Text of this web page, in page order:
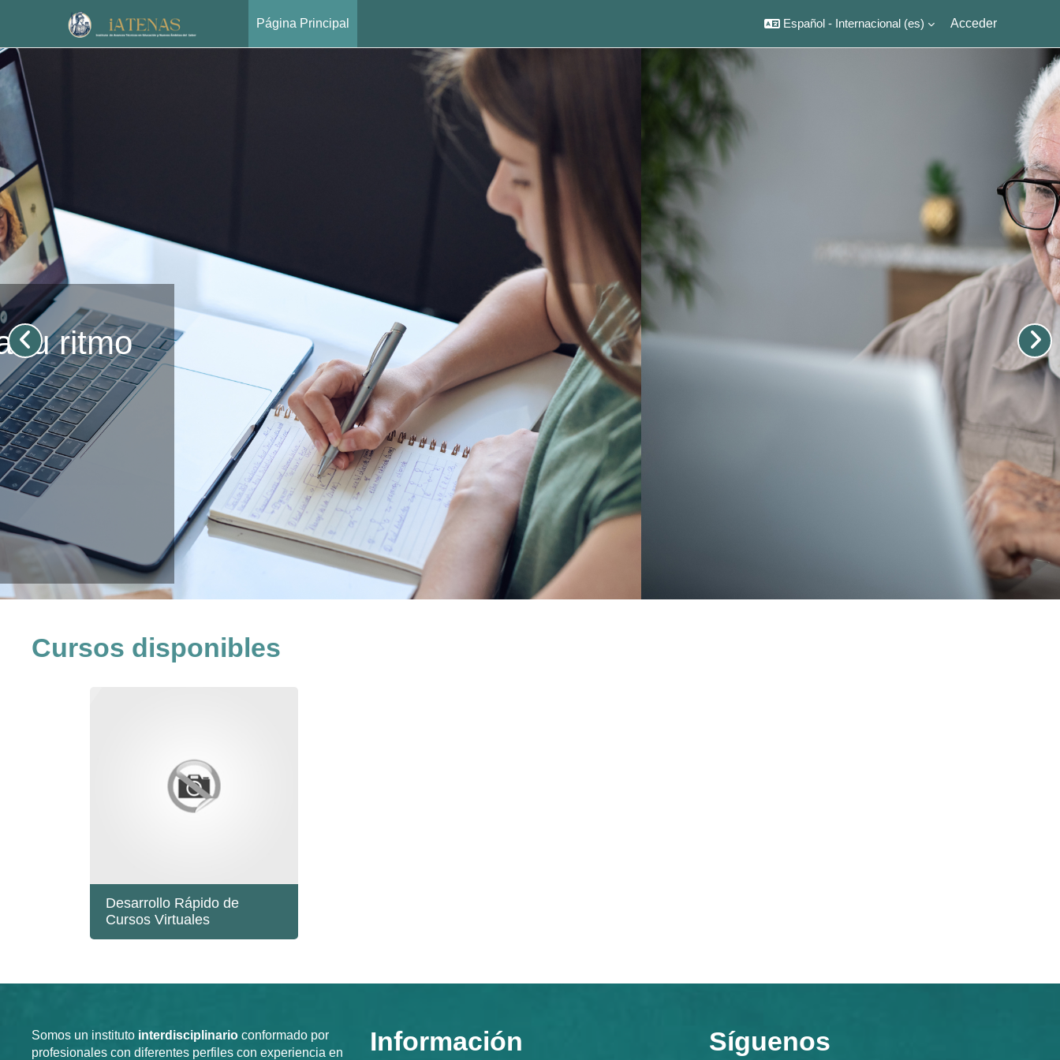
Salta al contenido principal
Página Principal Español - Internacional ‎(es)‎ Acceder
Cursos disponibles
Desarrollo Rápido de
Cursos Virtuales
Somos un instituto interdisciplinario conformado por
profesionales con diferentes perfiles con experiencia en
Información Síguenos